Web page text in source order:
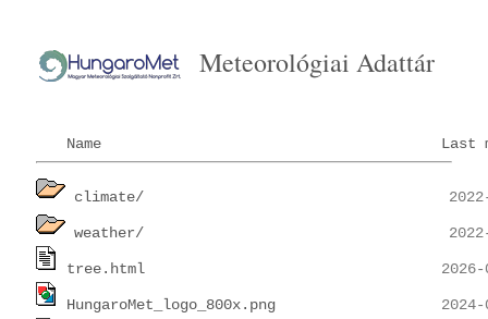
Meteorológiai Adattár
Name Last
climate/
weather/
tree.html
HungaroMet_logo_800x.png